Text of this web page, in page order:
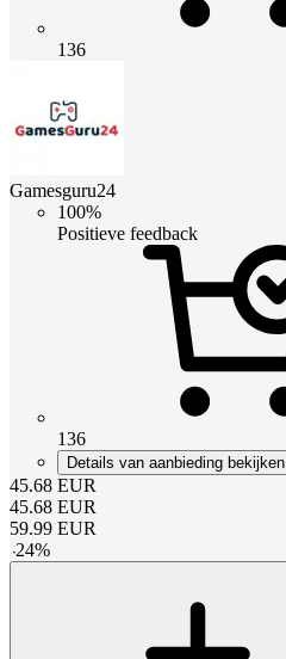
136
Gamesguru24
100%
Positieve feedback
136
Details van aanbieding bekijken
45.68 EUR
45.68 EUR
59.99 EUR
-24%